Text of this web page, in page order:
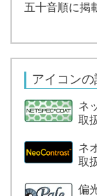
五十音順に掲
アイコンの
ネ
取
ネ
取
偏